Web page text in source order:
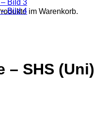
im Warenkorb.
– SHS (Uni)